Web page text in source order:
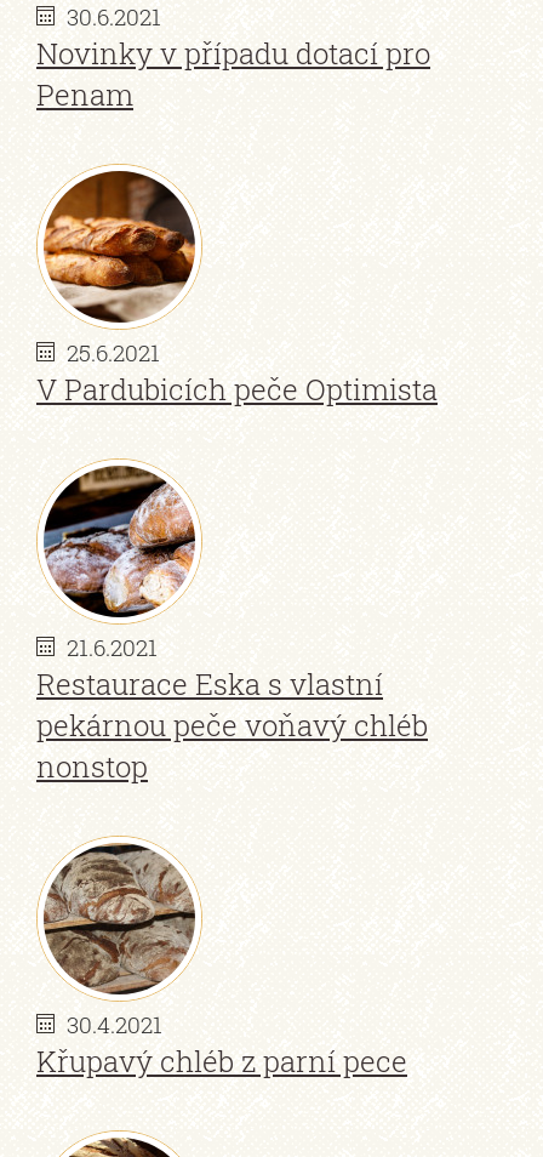
30.6.2021
Novinky v případu dotací pro
Penam
25.6.2021
V Pardubicích peče Optimista
21.6.2021
Restaurace Eska s vlastní
pekárnou peče voňavý chléb
nonstop
30.4.2021
Křupavý chléb z parní pece